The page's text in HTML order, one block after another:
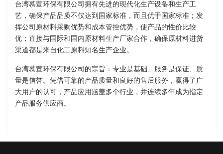
台湾慕萱环保有限公司拥有先进的现代化生产设备和生产工
艺，确保产品品质不仅达到国家标准，而且优于国家标准；发
挥公司原材料采购优势和成本管控优势，使产品的性价比较
优；直接与国际和国内原材料生产厂家合作，确保原材料进货
渠道都是来自化工原料知名生产企业。
台湾慕萱环保有限公司的宗旨：专业是基础、服务是保证、质
量是信誉。凭借可靠的产品质量和良好的售后服务，赢得了广
大用户的认可，产品应用涵盖多个行业，并连续多年成为指定
产品服务供应商。